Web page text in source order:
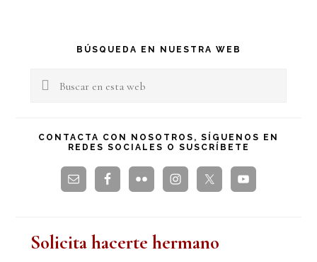
Barra
lateral
BÚSQUEDA EN NUESTRA WEB
Buscar
esta
CONTACTA CON NOSOTROS, SÍGUENOS EN
REDES SOCIALES O SUSCRÍBETE
Solicita hacerte hermano